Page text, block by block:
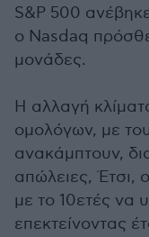
S&P 500
ο Nasdaq
μονάδες.
Η αλλαγή
ομολόγων, με
ανακάμπτουν,
απώλειες, Έτσι,
με το 10ετές να
επεκτείνοντας